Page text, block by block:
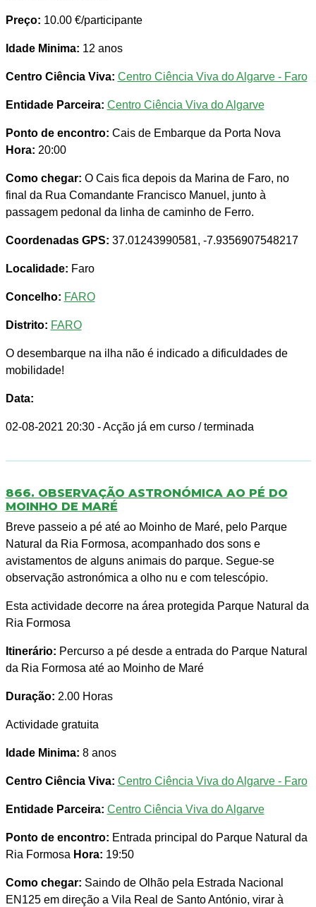
Preço: 10.00 €/participante
Idade Minima: 12 anos
Centro Ciência Viva: Centro Ciência Viva do Algarve - Faro
Entidade Parceira: Centro Ciência Viva do Algarve
Ponto de encontro: Cais de Embarque da Porta Nova
Hora: 20:00
Como chegar: O Cais fica depois da Marina de Faro, no
final da Rua Comandante Francisco Manuel, junto à
passagem pedonal da linha de caminho de Ferro.
Coordenadas GPS: 37.01243990581, -7.9356907548217
Localidade: Faro
Concelho: FARO
Distrito: FARO
O desembarque na ilha não é indicado a dificuldades de
mobilidade!
Data:
02-08-2021 20:30 - Acção já em curso / terminada
866. OBSERVAÇÃO ASTRONÓMICA AO PÉ DO
MOINHO DE MARÉ
Breve passeio a pé até ao Moinho de Maré, pelo Parque
Natural da Ria Formosa, acompanhado dos sons e
avistamentos de alguns animais do parque. Segue-se
observação astronómica a olho nu e com telescópio.
Esta actividade decorre na área protegida Parque Natural da
Ria Formosa
Itinerário: Percurso a pé desde a entrada do Parque Natural
da Ria Formosa até ao Moinho de Maré
Duração: 2.00 Horas
Actividade gratuita
Idade Minima: 8 anos
Centro Ciência Viva: Centro Ciência Viva do Algarve - Faro
Entidade Parceira: Centro Ciência Viva do Algarve
Ponto de encontro: Entrada principal do Parque Natural da
Ria Formosa Hora: 19:50
Como chegar: Saindo de Olhão pela Estrada Nacional
EN125 em direção a Vila Real de Santo António, virar à